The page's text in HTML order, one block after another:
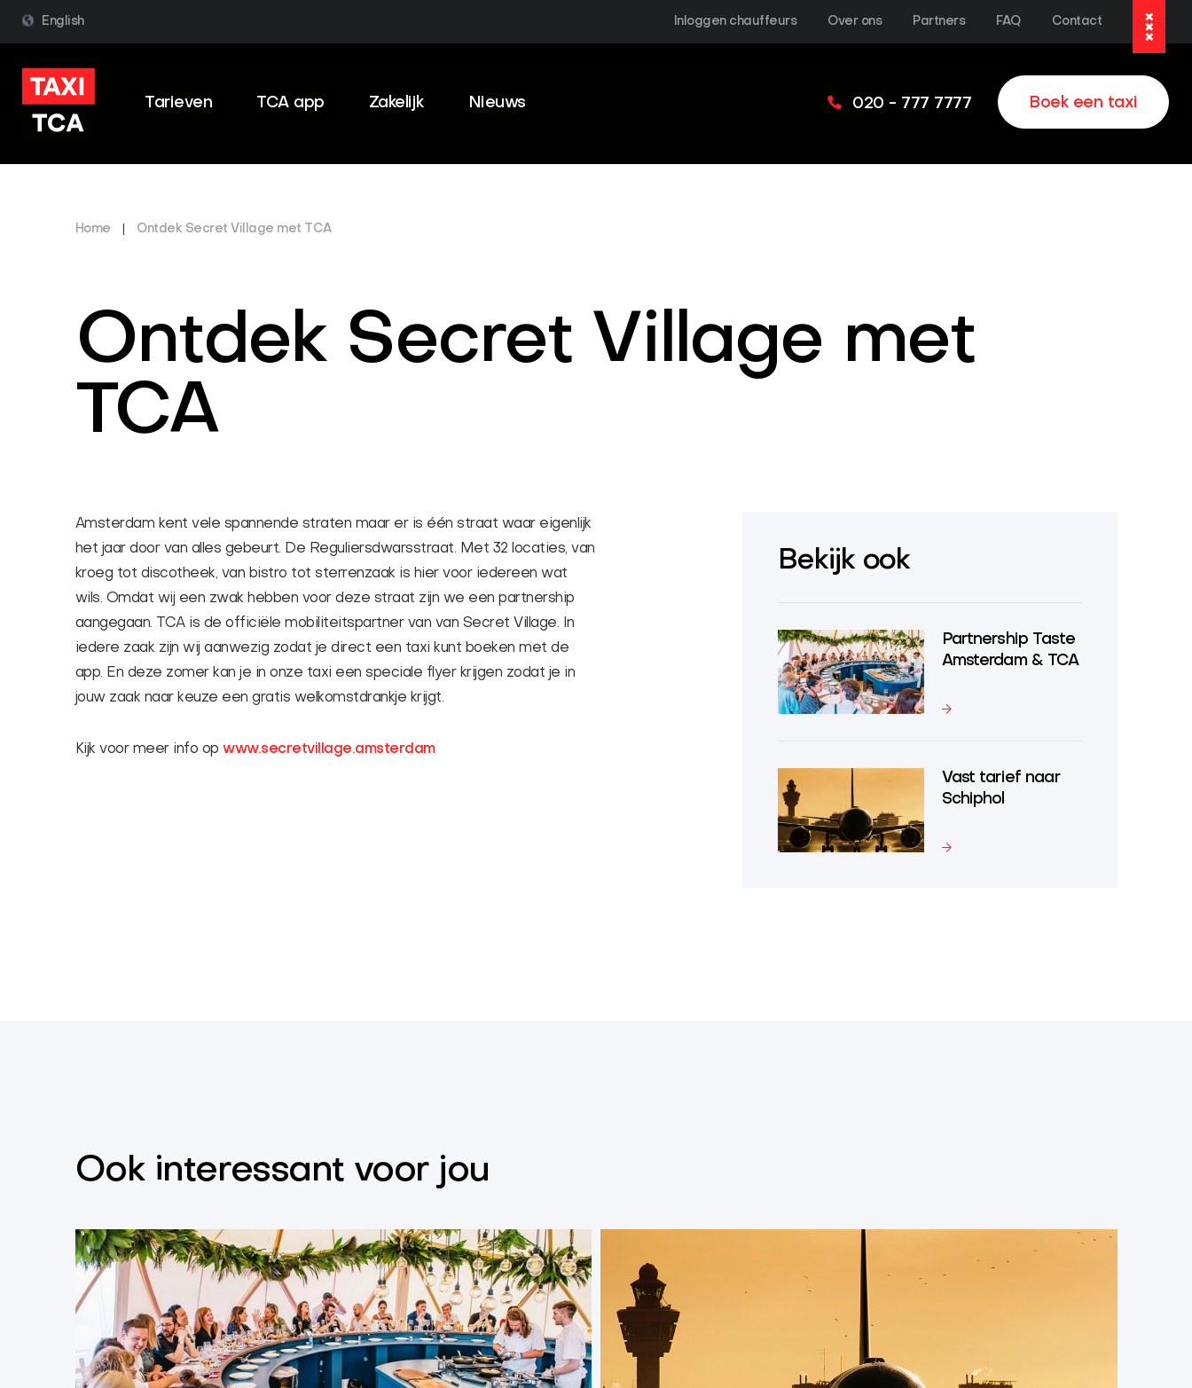
Boek een taxi
English Inloggen chauffeurs Over ons Partners FAQ Contact
Tarieven TCA app Zakelijk Nieuws 020 - 777 7777
Home Ontdek Secret Village met TCA
Ontdek Secret Village met
TCA
Amsterdam kent vele spannende straten maar er is één straat waar eigenlijk
het jaar door van alles gebeurt. De Reguliersdwarsstraat. Met 32 locaties, van
kroeg tot discotheek, van bistro tot sterrenzaak is hier voor iedereen wat
wils. Omdat wij een zwak hebben voor deze straat zijn we een partnership
aangegaan. TCA is de officiële mobiliteitspartner van van Secret Village. In
iedere zaak zijn wij aanwezig zodat je direct een taxi kunt boeken met de
app. En deze zomer kan je in onze taxi een speciale flyer krijgen zodat je in
jouw zaak naar keuze een gratis welkomstdrankje krijgt.
Kijk voor meer info op www.secretvillage.amsterdam
Bekijk ook
Partnership Taste
Amsterdam & TCA
Vast tarief naar
Schiphol
Ook interessant voor jou